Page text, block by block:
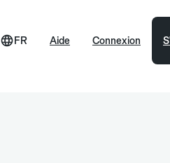
Aide
FR Connexion